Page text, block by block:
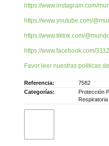
https://www.instagram.com/
https://www.youtube.com/
https://www.tiktok.com/
https://www.facebook.com/
Favor leer nuestras politicas
Referencia:
7582
Categorías:
Protección
Respiratoria